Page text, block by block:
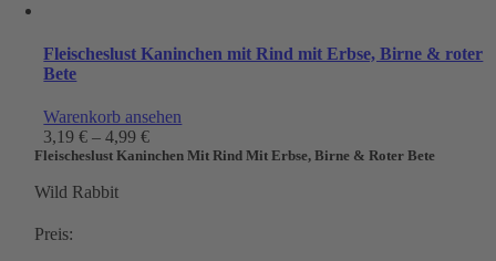
Fleischeslust Kaninchen mit Rind mit Erbse, Birne & roter
Bete
Warenkorb ansehen
3,19€ –4,99€
Fleischeslust Kaninchen Mit Rind Mit Erbse, Birne & Roter Bete
Wild Rabbit
Preis: